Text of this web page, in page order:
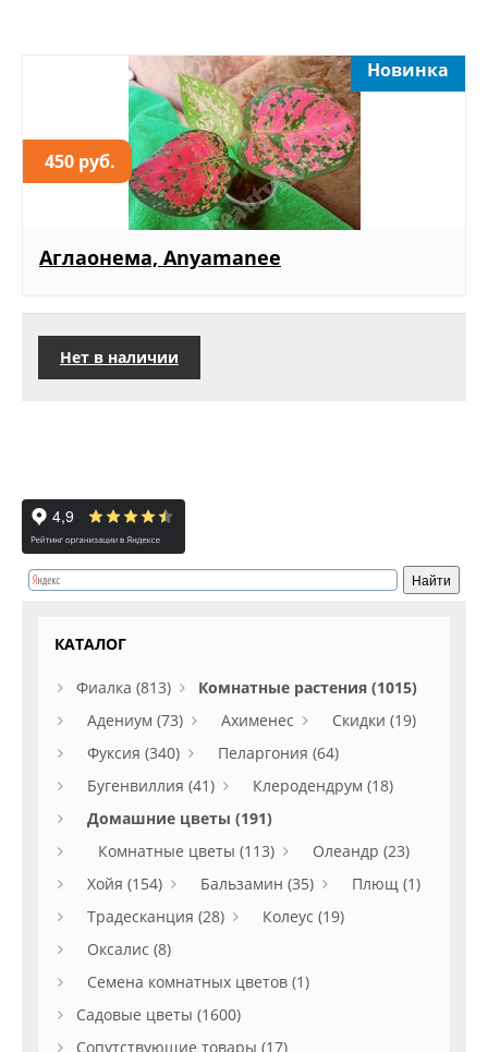
450 руб.
Новинка
Аглаонема, Anyamanee
Нет в наличии
КАТАЛОГ
Фиалка (813)
Комнатные растения (1015)
Адениум (73)
Ахименес
Скидки (19)
Фуксия (340)
Пеларгония (64)
Бугенвиллия (41)
Клеродендрум (18)
Домашние цветы (191)
Комнатные цветы (113)
Олеандр (23)
Хойя (154)
Бальзамин (35)
Плющ (1)
Традесканция (28)
Колеус (19)
Оксалис (8)
Семена комнатных цветов (1)
Садовые цветы (1600)
Сопутствующие товары (17)